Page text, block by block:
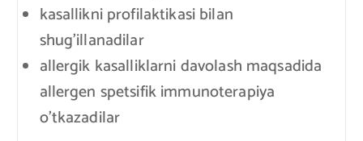
kasallikni profilaktikasi bilan
shug’illanadilar
allergik kasalliklarni davolash maqsadida
allergen spetsifik immunoterapiya
o’tkazadilar